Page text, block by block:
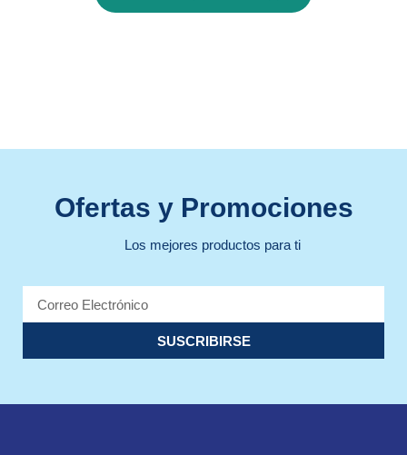
Ofertas y Promociones
Los mejores productos para ti
SUSCRIBIRSE